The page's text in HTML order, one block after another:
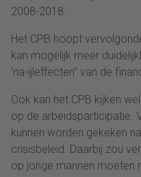
2008-2018.
Het CPB hoopt
kan mogelijk meer
‘na-ijleffecten” van de
Ook kan het CPB kijken
op de arbeidsparticipatie.
kunnen worden gekeken
crisisbeleid. Daarbij zou
op jonge mannen moeten